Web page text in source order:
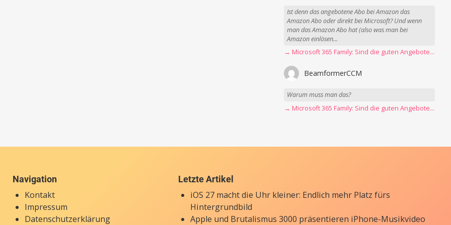
Ist denn das angebotene Abo bei Amazon das
Amazon Abo oder direkt bei Microsoft? Und wenn
man das Amazon Abo hat (also was man bei
Amazon einlösen...
→ Microsoft 365 Family: Sind die guten Angebote vorbei?
BeamformerCCM
Warum muss man das?
→ Microsoft 365 Family: Sind die guten Angebote vorbei?
Navigation
Kontakt
Impressum
Datenschutzerklärung
Letzte Artikel
iOS 27 macht die Uhr kleiner: Endlich mehr Platz fürs
Hintergrundbild
Apple und Brutalismus 3000 präsentieren iPhone-Musikvideo